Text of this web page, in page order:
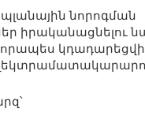
պլանային նորոգման
իրականացնելու
կդադարեցվի